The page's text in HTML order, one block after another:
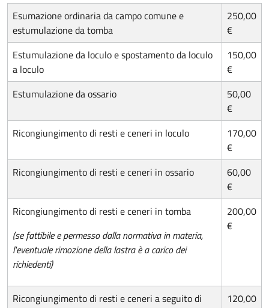
Esumazione ordinaria da campo comune e
estumulazione da tomba
250,00
€
Estumulazione da loculo e spostamento da loculo
a loculo
150,00
€
Estumulazione da ossario
50,00
€
Ricongiungimento di resti e ceneri in loculo
170,00
€
Ricongiungimento di resti e ceneri in ossario
60,00
€
Ricongiungimento di resti e ceneri in tomba
(se fattibile e permesso dalla normativa in materia,
l'eventuale rimozione della lastra è a carico dei
richiedenti)
200,00
€
Ricongiungimento di resti e ceneri a seguito di
120,00